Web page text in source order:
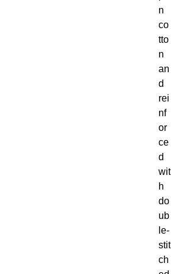
n
co
tto
n
an
d
rei
nf
or
ce
d
wit
h
do
ub
le-
stit
ch